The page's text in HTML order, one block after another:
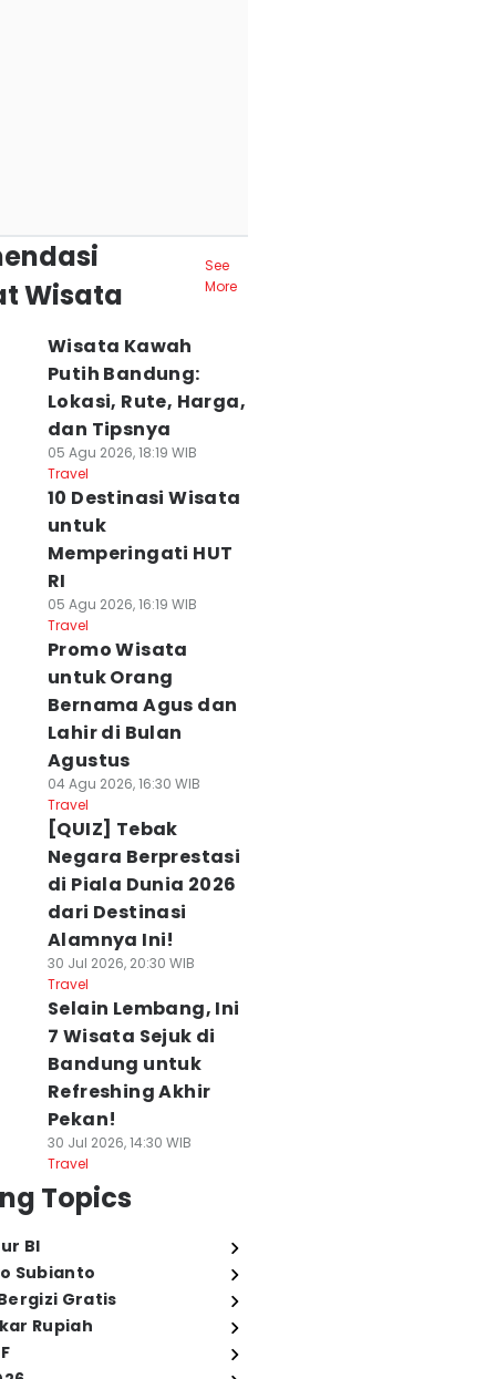
Wisata
See
More
Wisata Kawah
Putih Bandung:
Lokasi, Rute, Harga,
dan Tipsnya
05 Agu 2026, 18:19 WIB
Travel
10 Destinasi Wisata
untuk
Memperingati HUT
RI
05 Agu 2026, 16:19 WIB
Travel
Promo Wisata
untuk Orang
Bernama Agus dan
Lahir di Bulan
Agustus
04 Agu 2026, 16:30 WIB
Travel
[QUIZ] Tebak
Negara Berprestasi
di Piala Dunia 2026
dari Destinasi
Alamnya Ini!
30 Jul 2026, 20:30 WIB
Travel
Selain Lembang, Ini
7 Wisata Sejuk di
Bandung untuk
Refreshing Akhir
Pekan!
30 Jul 2026, 14:30 WIB
Travel
Topics
BI
Subianto
Gratis
Rupiah